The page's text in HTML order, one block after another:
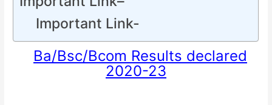
Important Link-
Ba/Bsc/Bcom Results declared
2020-23